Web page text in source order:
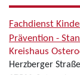
Fachdienst
Prävention -
Kreishaus
Herzberger